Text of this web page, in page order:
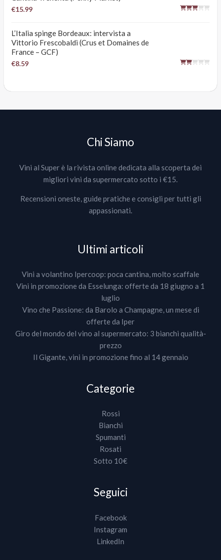
€15.99
L’Italia spinge Bordeaux: intervista a
Vittorio Frescobaldi (Crus et Domaines de
France – GCF)
€8.59
Chi Siamo
Vini al Super è la rivista online dedicata alla scoperta dei
migliori vini da supermercato sotto i €15.
Recensioni oneste, guide pratiche e consigli per tutti gli
appassionati.
Ultimi articoli
Vini a volantino Ipercoop: poca cantina, molto scaffale
Vini in promozione da Esselunga: offerte da 18 giugno a 1
luglio
Vino che Passione: da Barolo a Champagne, un mese di
offerte da Iper
Giro del mondo del vino al supermercato: 3 bianchi qualità-
prezzo
Il Gigante, vini in promozione fino al 14 gennaio
Categorie
Rossi
Bianchi
Spumanti
Rosati
Sotto 10€
Seguici
Facebook
Instagram
LinkedIn